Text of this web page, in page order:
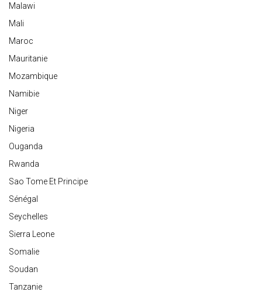
Malawi
Mali
Maroc
Mauritanie
Mozambique
Namibie
Niger
Nigeria
Ouganda
Rwanda
Sao Tome Et Principe
Sénégal
Seychelles
Sierra Leone
Somalie
Soudan
Tanzanie